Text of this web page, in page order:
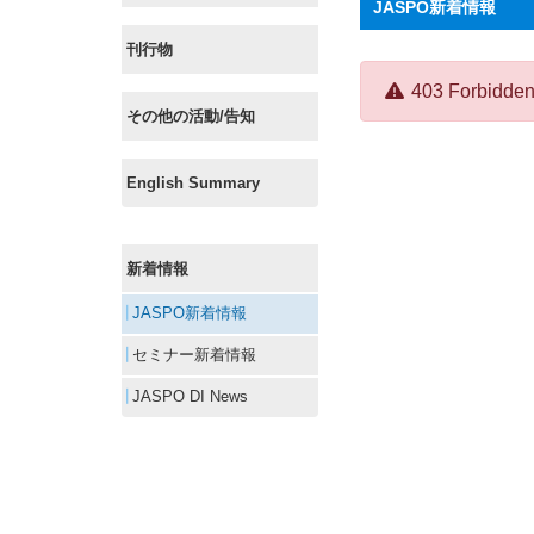
刊行物
その他の活動/告知
English Summary
新着情報
JASPO新着情報
セミナー新着情報
JASPO DI News
JASPO新着情報
Error:
403